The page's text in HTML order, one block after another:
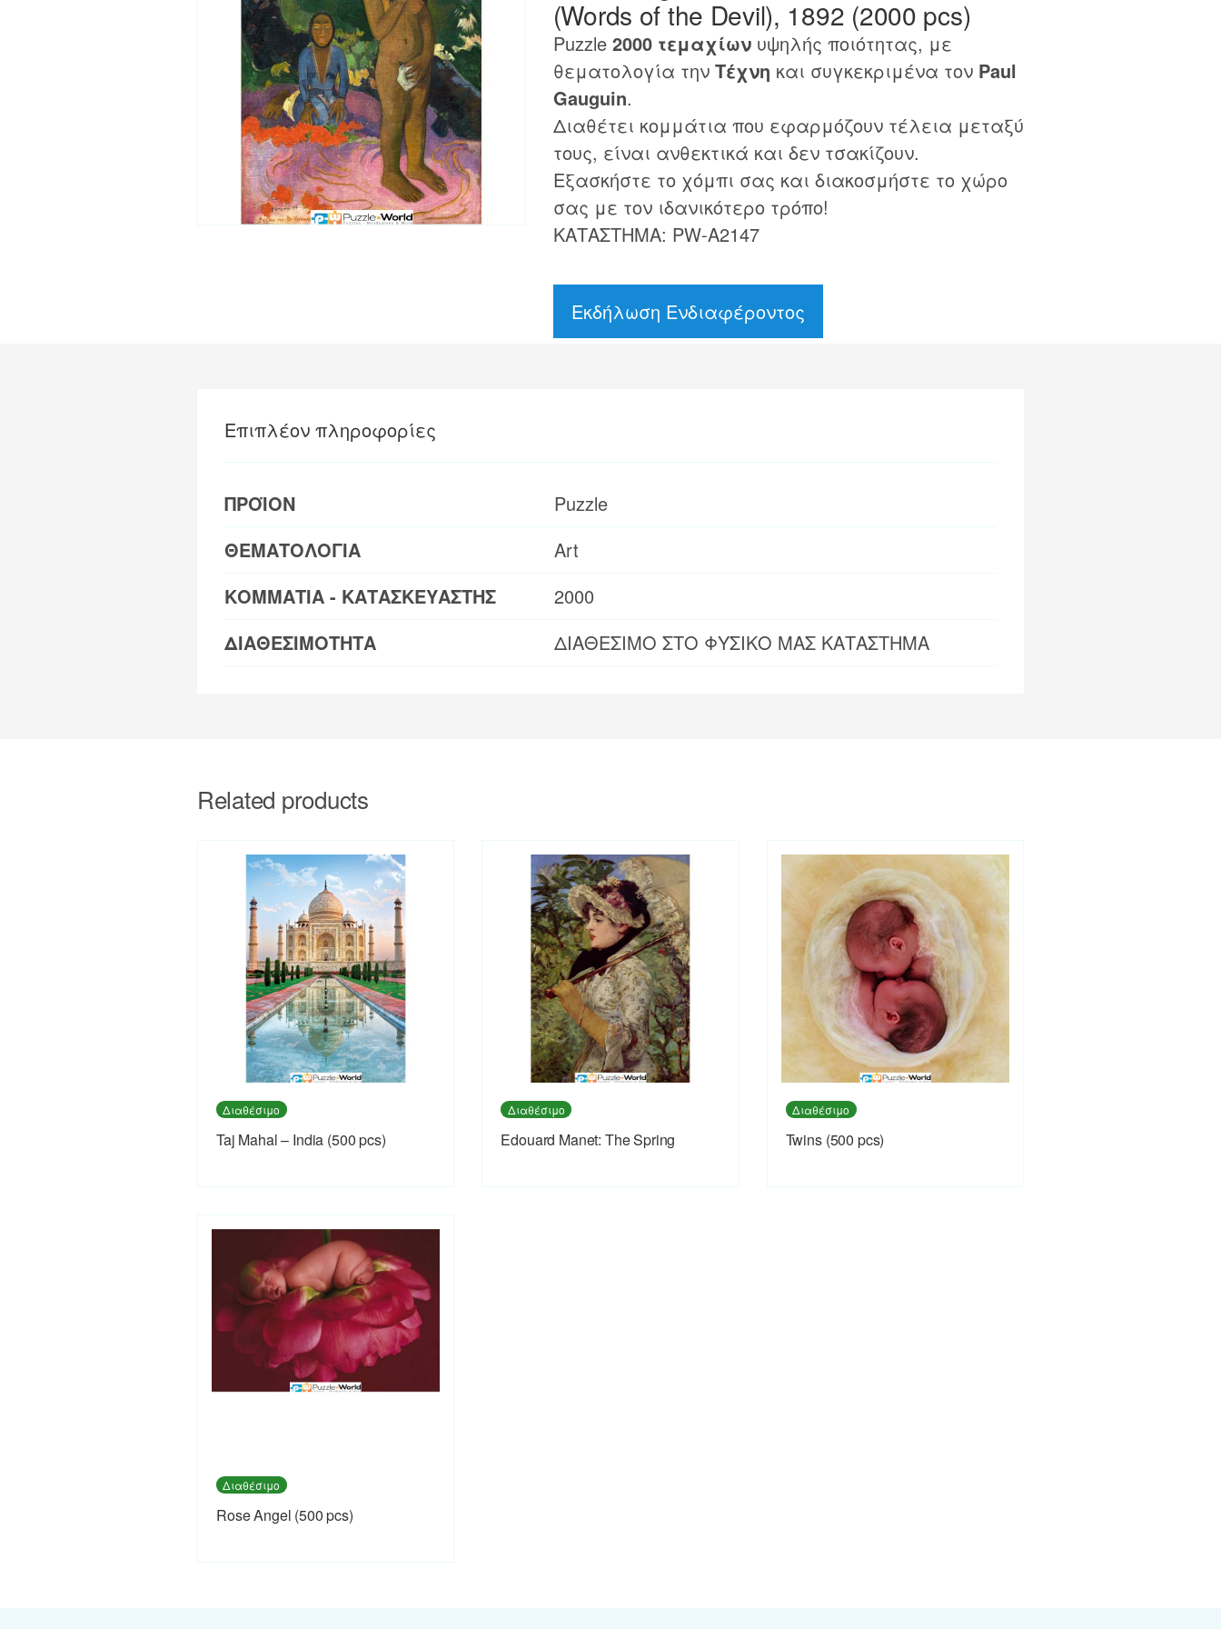
(Words of the Devil), 1892 (2000 pcs)
Puzzle 2000 τεμαχίωνυψηλής ποιότητας, με
θεματολογία την Τέχνη και συγκεκριμένα τον Paul
Gauguin.
Διαθέτει κομμάτια που εφαρμόζουν τέλεια μεταξύ
τους, είναι ανθεκτικά και δεν τσακίζουν.
Εξασκήστε το χόμπι σας και διακοσμήστε το χώρο
σας με τον ιδανικότερο τρόπο!
ΚΑΤΑΣΤΗΜΑ: PW-A2147
Εκδήλωση Ενδιαφέροντος
Επιπλέον πληροφορίες
ΠΡΟΪΟΝ
Puzzle
ΘΕΜΑΤΟΛΟΓΙΑ
Art
ΚΟΜΜΑΤΙΑ - ΚΑΤΑΣΚΕΥΑΣΤΗΣ
2000
ΔΙΑΘΕΣΙΜΟΤΗΤΑ
ΔΙΑΘΕΣΙΜΟ ΣΤΟ ΦΥΣΙΚΟ ΜΑΣ ΚΑΤΑΣΤΗΜΑ
Related products
Διαθέσιμο
Taj Mahal – India (500 pcs)
Διαθέσιμο
Εdouard Manet: The Spring
Διαθέσιμο
Twins (500 pcs)
Διαθέσιμο
Rose Angel (500 pcs)